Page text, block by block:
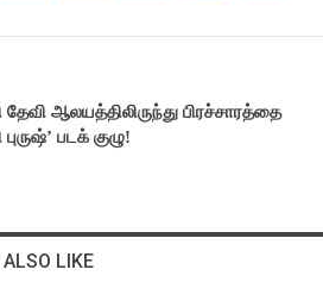
ஆலயத்திலிருந்து பிரச்சாரத்தை
படக் குழு!
LIKE